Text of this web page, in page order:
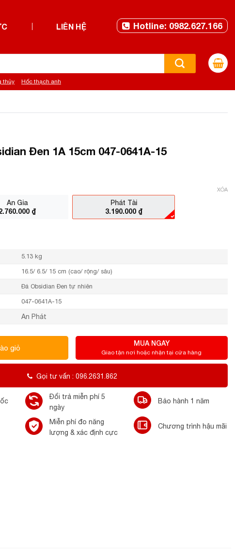
LIÊN HỆ Hotline: 0982.627.166
thủy Hốc thạch anh
Đen 1A 15cm 047-0641A-15
An Gia
₫
Phát Tài
3.190.000 ₫
XÓA
5.13 kg
16.5/ 6.5/ 15 cm (cao/ rộng/ sâu)
Đá Obsidian Đen tự nhiên
047-0641A-15
An Phát
giỏ MUA NGAY
Giao tận nơi hoặc nhận tại cửa hàng
Gọi tư vấn : 096.2631.862
Đổi trả miễn phí 5
ngày
Bảo hành 1 năm
Miễn phí đo năng
lượng & xác định cực
Chương trình hậu mãi